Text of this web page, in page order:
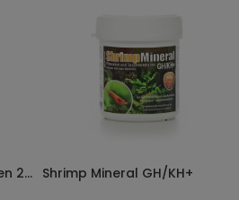
Liquid Garden Erlenzapfen 25g Shrimp Mineral GH/KH+